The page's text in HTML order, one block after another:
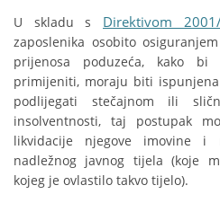
U skladu s Direktivom
zaposlenika osobito
prijenosa poduzeća, kako
primijeniti, moraju biti
podlijegati stečajnom ili
insolventnosti, taj postupak
likvidacije njegove imovine
nadležnog javnog tijela (koje
kojeg je ovlastilo takvo tijelo).